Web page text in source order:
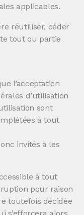
applicables.
réutiliser, céder
tout ou partie
l’acceptation
d’utilisation
sont
à tout
invités à les
à tout
pour raison
toutefois décidée